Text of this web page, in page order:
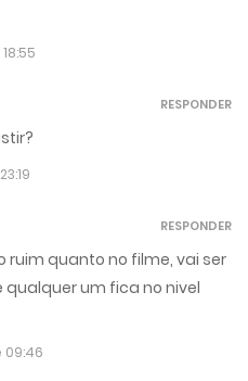
RESPONDER
ruim quanto no filme, vai ser
um fica no nivel
09:46
RESPONDER